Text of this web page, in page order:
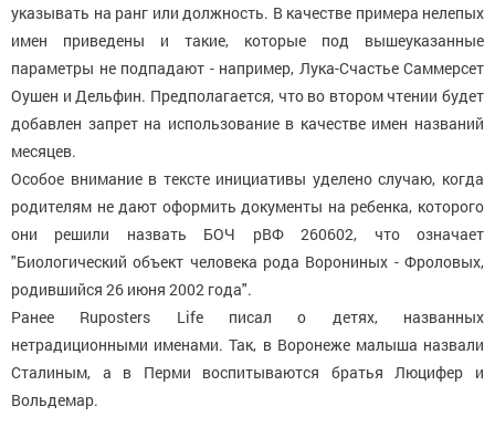
указывать на ранг или должность. В качестве примера нелепых
имен приведены и такие, которые под вышеуказанные
параметры не подпадают - например, Лука-Счастье Саммерсет
Оушен и Дельфин. Предполагается, что во втором чтении будет
добавлен запрет на использование в качестве имен названий
месяцев.
Особое внимание в тексте инициативы уделено случаю, когда
родителям не дают оформить документы на ребенка, которого
они решили назвать БОЧ рВФ 260602, что означает
"Биологический объект человека рода Ворониных - Фроловых,
родившийся 26 июня 2002 года".
Ранее Ruposters Life писал о детях, названных
нетрадиционными именами. Так, в Воронеже малыша назвали
Сталиным, а в Перми воспитываются братья Люцифер и
Вольдемар.